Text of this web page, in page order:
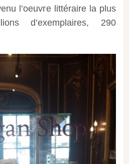
l’oeuvre littéraire la plus
d’exemplaires, 290